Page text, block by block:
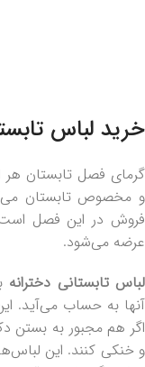
خرید لباس
گرمای فصل تابستان هر
و مخصوص تابستان
فروش در این فصل
عرضه می‌شود.
لباس تابستانی دخترانه
آنها به حساب می‌آید.
اگر هم مجبور به بستن
و خنکی کنند. این